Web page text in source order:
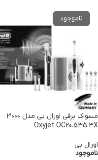
مسواک برقی اورال بی مدل ۳۰۰۰
Oxyjet OC20.535.3X
اورال بی
ناموجود